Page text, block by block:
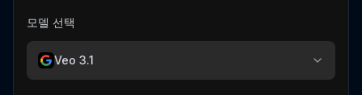
모델 선택
Veo 3.1